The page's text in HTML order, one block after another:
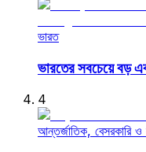
ভারত
ভারতের সবচেয়ে বড়
4
আন্তর্জাতিক, বেসরকারি ও